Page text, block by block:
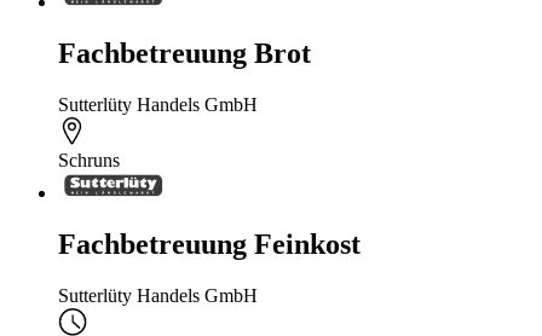
Fachbetreuung Brot
Sutterlüty Handels GmbH
Schruns
Fachbetreuung Feinkost
Sutterlüty Handels GmbH